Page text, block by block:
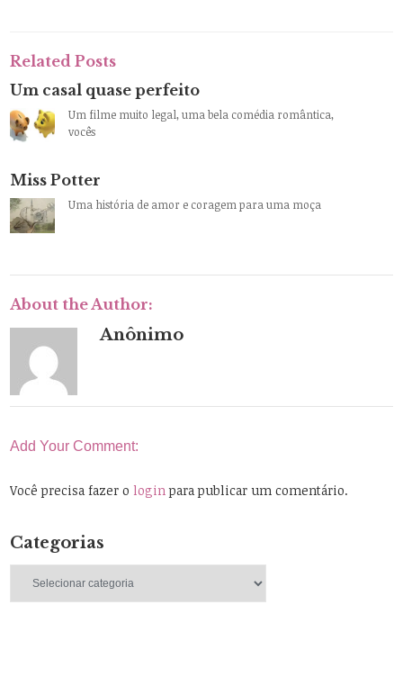
Related Posts
Um casal quase perfeito
Um filme muito legal, uma bela comédia romântica,
vocês
Miss Potter
Uma história de amor e coragem para uma moça
About the Author:
Anônimo
Add Your Comment:
Você precisa fazer ologin para publicar um comentário.
Categorias